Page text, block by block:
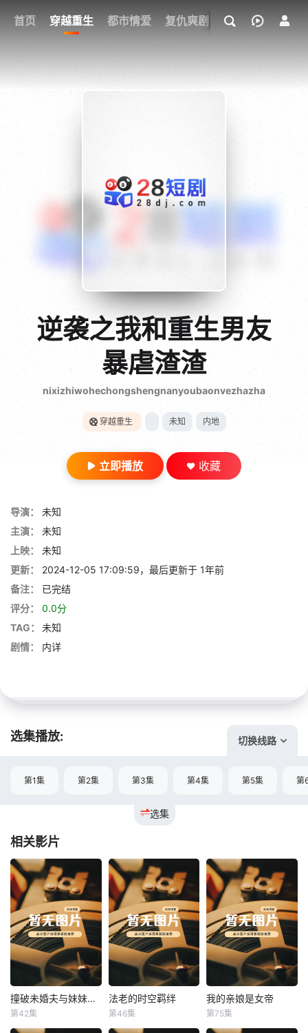
首页 穿越重生 都市情爱 复仇爽剧 玄幻武侠 奇幻
我的观影记录
{if condition="$obj.vod_points
gt 0"}
28短剧
逆袭之我和重生男友
暴虐渣渣
nixizhiwohechongshengnanyoubaonvezhazha
穿越重生 未知 内地
立即播放 收藏
导演：
未知
主演：
未知
上映：
未知
更新：
2024-12-05 17:09:59，最后更新于 1年前
备注：
已完结
评分：
0.0分
TAG：
未知
剧情：
内详
选集播放: 切换线路
选集
第1集 第2集 第3集 第4集 第5集 第
相关影片
撞破未婚夫与妹妹打野战 撞破未婚夫与妹妹打野战
第42集
法老的时空羁绊
法老的时空羁绊
第46集
我的亲娘是女帝
我的亲娘是女帝
第75集